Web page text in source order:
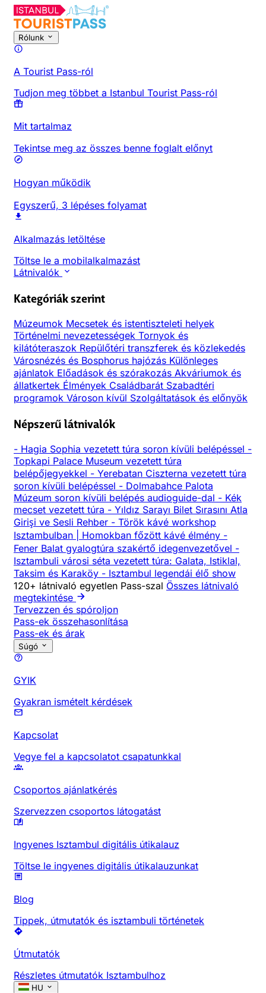
Rólunk
A Tourist Pass-ról
Tudjon meg többet a Istanbul Tourist Pass-ról
Mit tartalmaz
Tekintse meg az összes benne foglalt előnyt
Hogyan működik
Egyszerű, 3 lépéses folyamat
Alkalmazás letöltése
Töltse le a mobilalkalmazást
Látnivalók
Kategóriák szerint
Múzeumok Mecsetek és istentiszteleti helyek
Történelmi nevezetességek Tornyok és
kilátóteraszok Repülőtéri transzferek és közlekedés
Városnézés és Bosphorus hajózás Különleges
ajánlatok Előadások és szórakozás Akváriumok és
állatkertek Élmények Családbarát Szabadtéri
programok Városon kívül Szolgáltatások és előnyök
Népszerű látnivalók
- Hagia Sophia vezetett túra soron kívüli belépéssel -
Topkapi Palace Museum vezetett túra
belépőjegyekkel - Yerebatan Ciszterna vezetett túra
soron kívüli belépéssel - Dolmabahce Palota
Múzeum soron kívüli belépés audioguide-dal - Kék
mecset vezetett túra - Yıldız Sarayı Bilet Sırasını Atla
Girişi ve Sesli Rehber - Török kávé workshop
Isztambulban | Homokban főzött kávé élmény -
Fener Balat gyalogtúra szakértő idegenvezetővel -
Isztambuli városi séta vezetett túra: Galata, Istiklal,
Taksim és Karaköy - Isztambul legendái élő show
120+ látnivaló egyetlen Pass-szal Összes látnivaló
megtekintése
Tervezzen és spóroljon
Pass-ek összehasonlítása
Pass-ek és árak
Súgó
GYIK
Gyakran ismételt kérdések
Kapcsolat
Vegye fel a kapcsolatot csapatunkkal
Csoportos ajánlatkérés
Szervezzen csoportos látogatást
Ingyenes Isztambul digitális útikalauz
Töltse le ingyenes digitális útikalauzunkat
Blog
Tippek, útmutatók és isztambuli történetek
Útmutatók
Részletes útmutatók Isztambulhoz
HU